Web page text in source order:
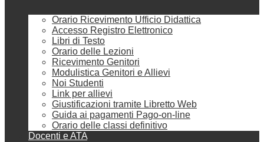
Orario Ricevimento Ufficio Didattica
Accesso Registro Elettronico
Libri di Testo
Orario delle Lezioni
Ricevimento Genitori
Modulistica Genitori e Allievi
Noi Studenti
Link per allievi
Giustificazioni tramite Libretto Web
Guida ai pagamenti Pago-on-line
Orario delle classi definitivo
Docenti e ATA